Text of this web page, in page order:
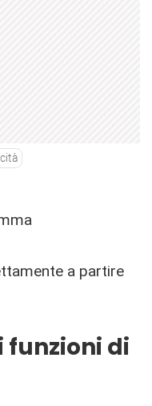
a partire
funzioni di